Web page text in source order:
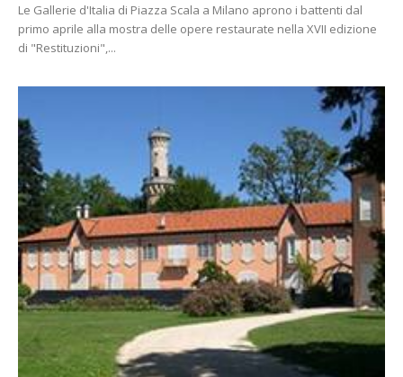
Le Gallerie d'Italia di Piazza Scala a Milano aprono i battenti dal
primo aprile alla mostra delle opere restaurate nella XVII edizione
di "Restituzioni",...